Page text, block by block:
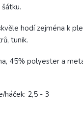
hodí zejména k
tunik.
45% polyester a
háček: 2,5 - 3